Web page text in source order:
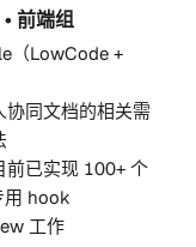
前端组
（LowCode +
同文档的相关需
前已实现 100+ 个
用 hook
工作